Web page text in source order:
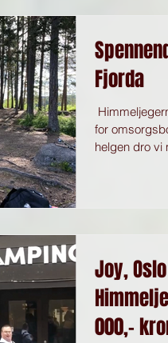
Fjorda
for
helgen dro vi
Joy,
000,-